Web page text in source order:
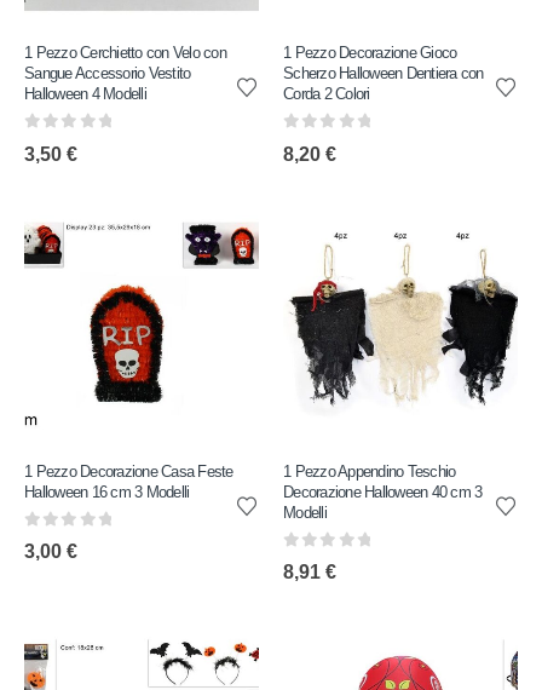
1 Pezzo Cerchietto con Velo con
Sangue Accessorio Vestito
Halloween 4 Modelli
3,50 €
1 Pezzo Decorazione Gioco
Scherzo Halloween Dentiera con
Corda 2 Colori
8,20 €
1 Pezzo Decorazione Casa Feste
Halloween 16 cm 3 Modelli
3,00 €
1 Pezzo Appendino Teschio
Decorazione Halloween 40 cm 3
Modelli
8,91 €